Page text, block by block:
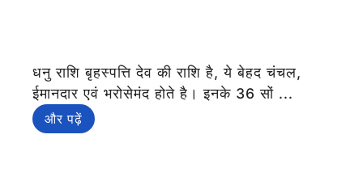
धनु राशि बृहस्पत्ति देव की राशि है, ये बेहद चंचल,
ईमानदार एवं भरोसेमंद होते है। इनके 36 सों ...
और पढ़ें